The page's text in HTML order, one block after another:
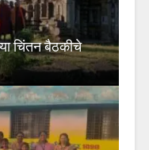
चिंतन बैठकीचे